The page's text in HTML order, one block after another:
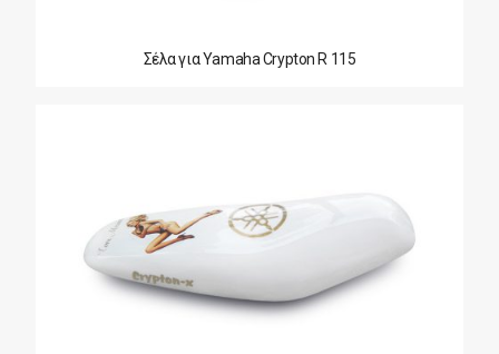
Σέλα για Yamaha Crypton R 115